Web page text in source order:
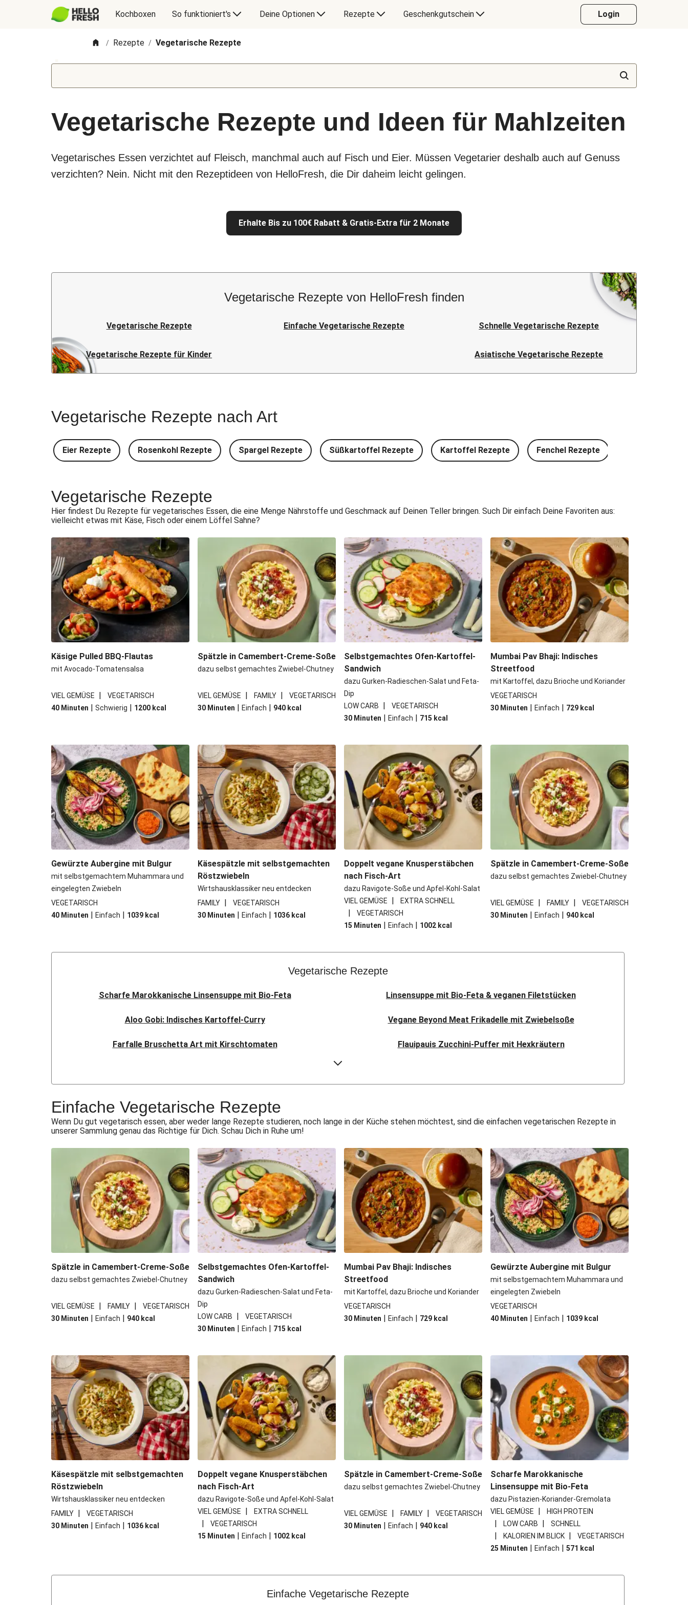
Kochboxen So funktioniert's Deine Optionen Rezepte Geschenkgutschein Login
/ Rezepte / Vegetarische Rezepte
Vegetarische Rezepte und Ideen für Mahlzeiten
Vegetarisches Essen verzichtet auf Fleisch, manchmal auch auf Fisch und Eier. Müssen Vegetarier deshalb auch auf Genuss
verzichten? Nein. Nicht mit den Rezeptideen von HelloFresh, die Dir daheim leicht gelingen.
Erhalte Bis zu 100€ Rabatt & Gratis-Extra für 2 Monate
Vegetarische Rezepte von HelloFresh finden
Vegetarische Rezepte Einfache Vegetarische Rezepte Schnelle Vegetarische Rezepte
Vegetarische Rezepte für Kinder Asiatische Vegetarische Rezepte
Vegetarische Rezepte nach Art
Eier Rezepte Rosenkohl Rezepte Spargel Rezepte Süßkartoffel Rezepte Kartoffel Rezepte Fenchel Rezepte
Vegetarische Rezepte
Hier findest Du Rezepte für vegetarisches Essen, die eine Menge Nährstoffe und Geschmack auf Deinen Teller bringen. Such Dir einfach Deine Favoriten aus:
vielleicht etwas mit Käse, Fisch oder einem Löffel Sahne?
Käsige Pulled BBQ-Flautas
mit Avocado-Tomatensalsa
VIEL GEMÜSE |
VEGETARISCH
40 Minuten | Schwierig | 1200 kcal
Spätzle in Camembert-Creme-Soße
dazu selbst gemachtes Zwiebel-Chutney
VIEL GEMÜSE | FAMILY |
VEGETARISCH
30 Minuten | Einfach | 940 kcal
Selbstgemachtes Ofen-Kartoffel-
Sandwich
dazu Gurken-Radieschen-Salat und Feta-
Dip
LOW CARB
|
VEGETARISCH
30 Minuten | Einfach | 715 kcal
Mumbai Pav Bhaji: Indisches
Streetfood
mit Kartoffel, dazu Brioche und Koriander
VEGETARISCH
30 Minuten | Einfach | 729 kcal
Gewürzte Aubergine mit Bulgur
mit selbstgemachtem Muhammara und
eingelegten Zwiebeln
VEGETARISCH
40 Minuten | Einfach | 1039 kcal
Käsespätzle mit selbstgemachten
Röstzwiebeln
Wirtshausklassiker neu entdecken
FAMILY |
VEGETARISCH
30 Minuten | Einfach | 1036 kcal
Doppelt vegane Knusperstäbchen
nach Fisch-Art
dazu Ravigote-Soße und Apfel-Kohl-Salat
VIEL GEMÜSE
| EXTRA SCHNELL
|
VEGETARISCH
15 Minuten | Einfach | 1002 kcal
Spätzle in Camembert-Creme-Soße
dazu selbst gemachtes Zwiebel-Chutney
VIEL GEMÜSE | FAMILY |
VEGETARISCH
30 Minuten | Einfach | 940 kcal
Vegetarische Rezepte
Scharfe Marokkanische Linsensuppe mit Bio-Feta Linsensuppe mit Bio-Feta & veganen Filetstücken
Aloo Gobi: Indisches Kartoffel-Curry Vegane Beyond Meat Frikadelle mit Zwiebelsoße
Farfalle Bruschetta Art mit Kirschtomaten Flauipauis Zucchini-Puffer mit Hexkräutern
Flauipauis Zucchini-Puffer mit Hexkräutern Nepalesisches Linsen Dal Bhat
Bowl & doppelt veganen Sweet-Chili-Filetstücken Doppelte vegane Beyond Meat Frikadelle
Buttrige Filetstücke mit Kormapaste Spinat-Brezenknödel mit Rahmschwammerln
Perlencouscous-Minestrone mit Kichererbsen Camembert En Croûte mit Kartoffeln und Salat
Japanische Aubergine mit Miso-Glasur Chana Masala mit Kichererbsen und Babyspinat
Einfache Vegetarische Rezepte
Wenn Du gut vegetarisch essen, aber weder lange Rezepte studieren, noch lange in der Küche stehen möchtest, sind die einfachen vegetarischen Rezepte in
unserer Sammlung genau das Richtige für Dich. Schau Dich in Ruhe um!
Spätzle in Camembert-Creme-Soße
dazu selbst gemachtes Zwiebel-Chutney
VIEL GEMÜSE | FAMILY |
VEGETARISCH
30 Minuten | Einfach | 940 kcal
Selbstgemachtes Ofen-Kartoffel-
Sandwich
dazu Gurken-Radieschen-Salat und Feta-
Dip
LOW CARB
|
VEGETARISCH
30 Minuten | Einfach | 715 kcal
Mumbai Pav Bhaji: Indisches
Streetfood
mit Kartoffel, dazu Brioche und Koriander
VEGETARISCH
30 Minuten | Einfach | 729 kcal
Gewürzte Aubergine mit Bulgur
mit selbstgemachtem Muhammara und
eingelegten Zwiebeln
VEGETARISCH
40 Minuten | Einfach | 1039 kcal
Käsespätzle mit selbstgemachten
Röstzwiebeln
Wirtshausklassiker neu entdecken
FAMILY |
VEGETARISCH
30 Minuten | Einfach | 1036 kcal
Doppelt vegane Knusperstäbchen
nach Fisch-Art
dazu Ravigote-Soße und Apfel-Kohl-Salat
VIEL GEMÜSE
| EXTRA SCHNELL
|
VEGETARISCH
15 Minuten | Einfach | 1002 kcal
Spätzle in Camembert-Creme-Soße
dazu selbst gemachtes Zwiebel-Chutney
VIEL GEMÜSE | FAMILY |
VEGETARISCH
30 Minuten | Einfach | 940 kcal
Scharfe Marokkanische
Linsensuppe mit Bio-Feta
dazu Pistazien-Koriander-Gremolata
VIEL GEMÜSE
| HIGH PROTEIN
| LOW CARB | SCHNELL
| KALORIEN IM BLICK |
VEGETARISCH
25 Minuten | Einfach | 571 kcal
Einfache Vegetarische Rezepte